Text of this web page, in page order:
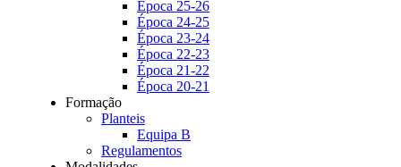
Época 25-26
Época 24-25
Época 23-24
Época 22-23
Época 21-22
Época 20-21
Formação
Planteis
Equipa B
Regulamentos